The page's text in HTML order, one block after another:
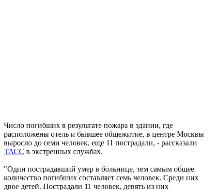
Число погибших в результате пожара в здании, где
расположены отель и бывшее общежитие, в центре Москвы
выросло до семи человек, еще 11 пострадали, - рассказали
ТАСС в экстренных службах.
"Один пострадавший умер в больнице, тем самым общее
количество погибших составляет семь человек. Среди них
двое детей. Пострадали 11 человек, девять из них